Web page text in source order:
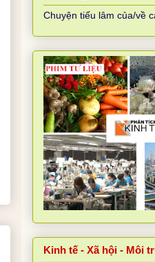
Chuyện tiếu lâm của/về
Kinh tế - Xã hội - Môi